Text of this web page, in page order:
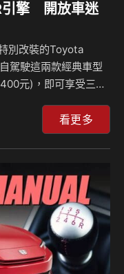
引擎 開放車迷
別改裝的Toyota
駕駛這兩款經典車型
元)，即可享受三小
變速箱，這次活動從
迷來說無疑是一次絕
本AE86，其中一輛採
在112匹(PS)、16.3
大輸出遠不及GR …
看更多